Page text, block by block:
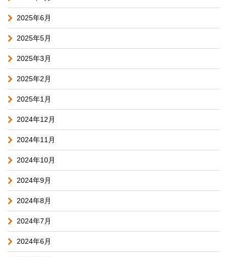
2025年6月
2025年5月
2025年3月
2025年2月
2025年1月
2024年12月
2024年11月
2024年10月
2024年9月
2024年8月
2024年7月
2024年6月